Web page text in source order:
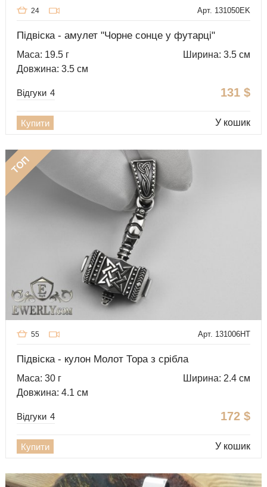
Арт. 131050EK
24
Підвіска - амулет "Чорне сонце у футарці"
Маса: 19.5 г
Ширина: 3.5 см
Довжина: 3.5 см
131 $
Відгуки 4
Купити У кошик
ТОП
Арт. 131006HT
55
Підвіска - кулон Молот Тора з срібла
Маса: 30 г
Ширина: 2.4 см
Довжина: 4.1 см
172 $
Відгуки 4
Купити У кошик